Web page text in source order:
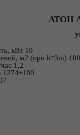
АТОН
кВт 10
м2 (при h=3m) 100
1,2
1274±100